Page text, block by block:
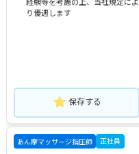
り優遇します
保存する
あん摩マッサージ指圧師 正社員